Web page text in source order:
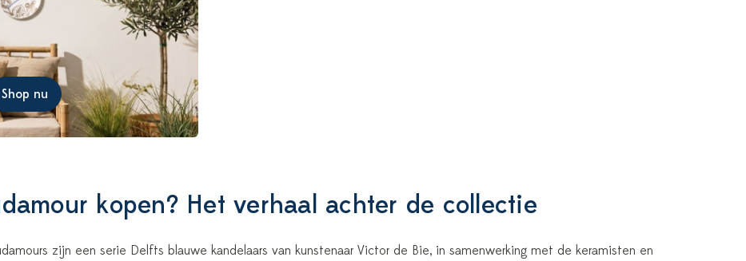
Shop nu
kopen? Het verhaal achter de collectie
zijn een serie Delfts blauwe kandelaars van kunstenaar Victor de Bie, in samenwerking met de keramisten en